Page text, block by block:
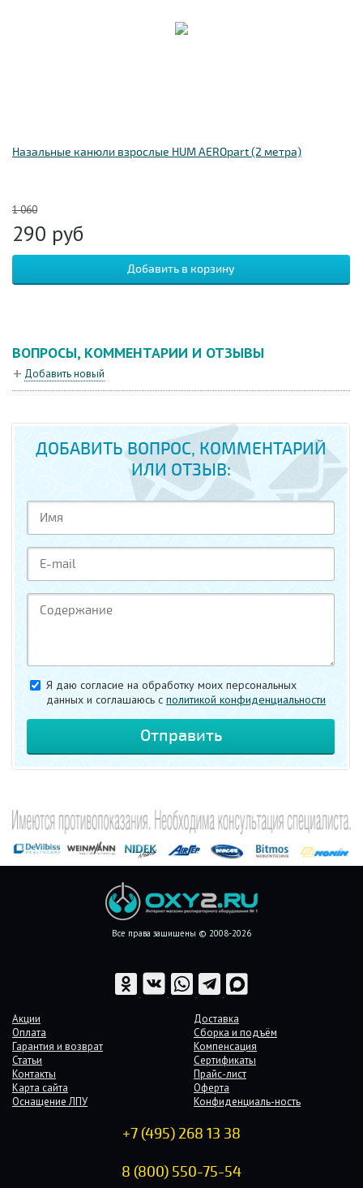
Назальные канюли взрослые HUM AEROpart (2 метра)
1 060
290 руб
ВОПРОСЫ, КОММЕНТАРИИ И ОТЗЫВЫ
Добавить новый
ДОБАВИТЬ ВОПРОС, КОММЕНТАРИЙ
ИЛИ ОТЗЫВ:
Я даю согласие на обработку моих персональных
данных и соглашаюсь c политикой конфиденциальности
Все права защищены © 2008-2026
Акции
Доставка
Оплата
Сборка и подъём
Гарантия и возврат
Компенсация
Статьи
Сертификаты
Контакты
Прайс-лист
Карта сайта
Оферта
Оснащение ЛПУ
Конфиденциаль-ность
+7 (495) 268 13 38
8 (800) 550-75-54